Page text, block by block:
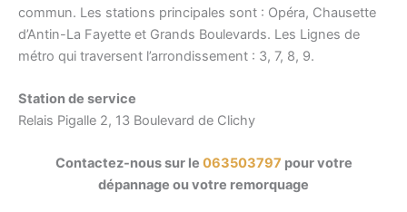
commun. Les stations principales sont : Opéra, Chausette
d’Antin-La Fayette et Grands Boulevards. Les Lignes de
métro qui traversent l’arrondissement : 3, 7, 8, 9.
Station de service
Relais Pigalle 2, 13 Boulevard de Clichy
Contactez-nous sur le 063503797 pour votre
dépannage ou votre remorquage